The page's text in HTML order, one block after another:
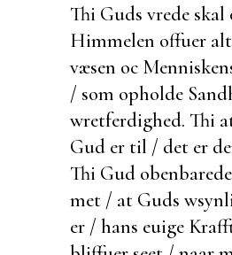
Thi Guds vrede
Himmelen offuer
væsen oc
/ som opholde
wretferdighed. Thi
Gud er til / det er
Thi Gud
met / at Guds
er / hans euige